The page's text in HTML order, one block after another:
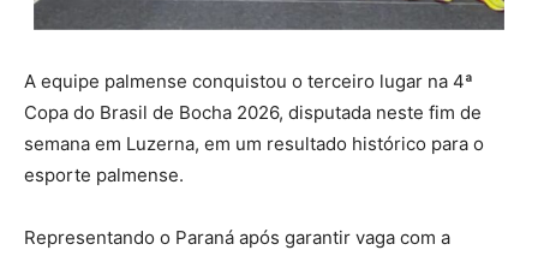
A equipe palmense conquistou o terceiro lugar na 4ª
Copa do Brasil de Bocha 2026, disputada neste fim de
semana em Luzerna, em um resultado histórico para o
esporte palmense.
Representando o Paraná após garantir vaga com a